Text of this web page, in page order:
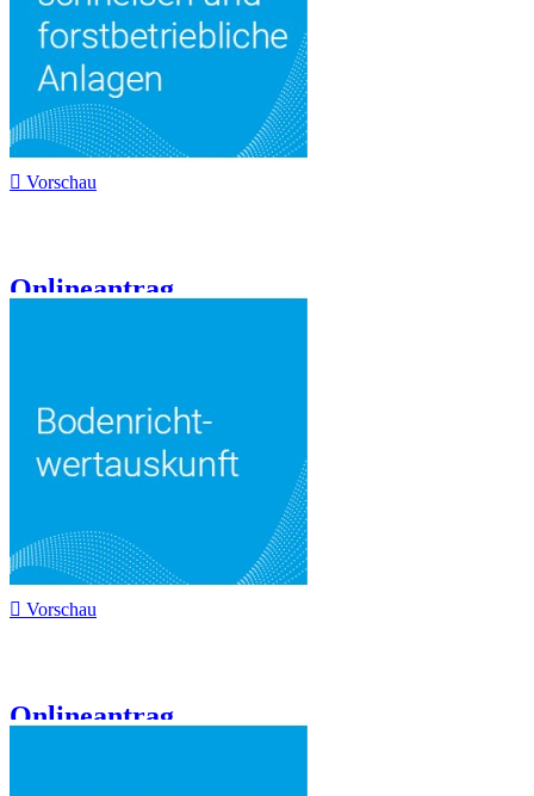
 Vorschau
Onlineantrag...
 Vorschau
Onlineantrag...